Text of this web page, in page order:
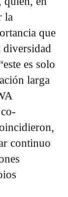
la
que
es solo
larga
continuo